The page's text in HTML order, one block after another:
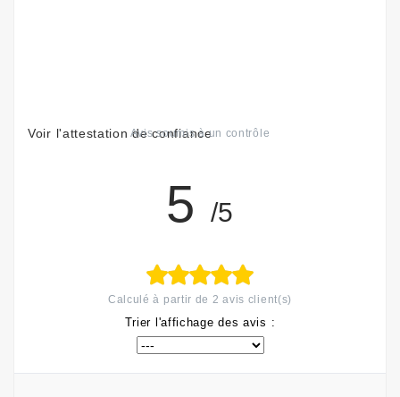
Voir l'attestation de confiance
Avis soumis à un contrôle
5 /5
Calculé à partir de 2 avis client(s)
Trier l'affichage des avis :